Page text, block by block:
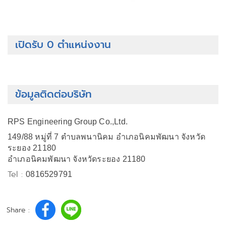
เปิดรับ 0 ตำแหน่งงาน
ข้อมูลติดต่อบริษัท
RPS Engineering Group Co.,Ltd.
149/88 หมู่ที่ 7 ตำบลพนานิคม อำเภอนิคมพัฒนา จังหวัด
ระยอง 21180
อำเภอนิคมพัฒนา จังหวัดระยอง 21180
Tel :0816529791
Share :